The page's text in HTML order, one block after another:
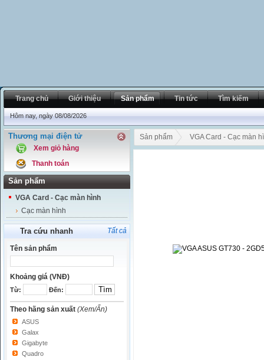
Trang chủ Giới thiệu Sản phẩm Tin tức Tìm kiếm
Hôm nay, ngày 08/08/2026
Thương mại điện tử
Xem giỏ hàng
Thanh toán
Sản phẩm
VGA Card - Cạc màn hình
Cạc màn hình
Tra cứu nhanh Tất cả
Tên sản phẩm
Khoảng giá (VNĐ)
Từ: Đến:
Theo hãng sản xuất (Xem/Ẩn)
ASUS
Galax
Gigabyte
Quadro
Sản phẩm VGA Card - Cạc màn